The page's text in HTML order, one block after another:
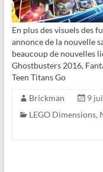
En plus des visuels des
annonce de la nouvelle
beaucoup de nouvelles
Ghostbusters 2016,
Teen Titans Go
Brickman
9
LEGO Dimensions,